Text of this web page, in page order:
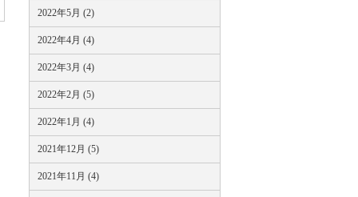
2022年5月 (2)
2022年4月 (4)
2022年3月 (4)
2022年2月 (5)
2022年1月 (4)
2021年12月 (5)
2021年11月 (4)